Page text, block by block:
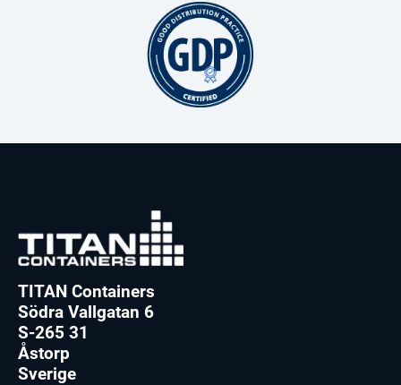
TITAN Containers
Södra Vallgatan 6
S-265 31
Åstorp
Sverige